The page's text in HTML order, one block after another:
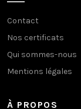
Contact
Nos certificats
Qui sommes-nous
Mentions légales
À PROPOS